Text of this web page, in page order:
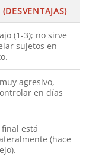
(1-3); no sirve
sujetos en
agresivo,
en días
está
(hace